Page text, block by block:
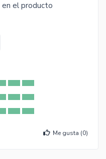
en el producto
Me gusta (0)